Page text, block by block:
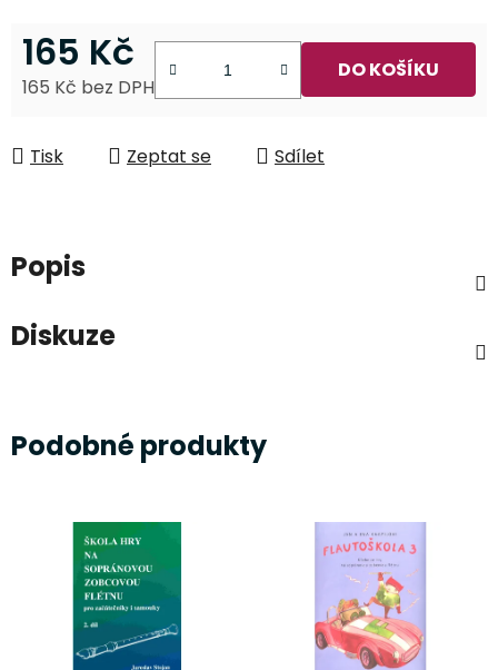
165 Kč
165 Kč bez DPH
DO KOŠÍKU
Tisk Zeptat se Sdílet
Popis
Diskuze
Podobné produkty